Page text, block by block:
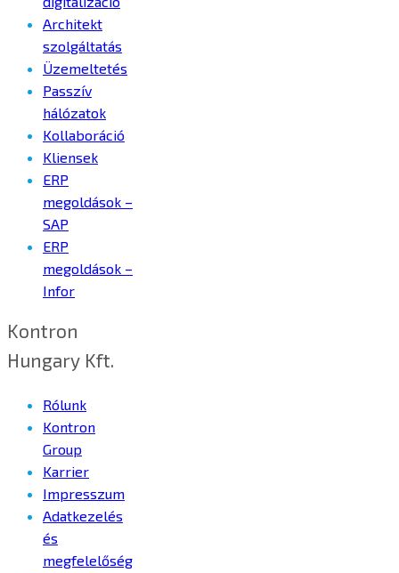
Architekt
szolgáltatás
Üzemeltetés
Passzív
hálózatok
Kollaboráció
Kliensek
ERP
megoldások –
SAP
ERP
megoldások –
Infor
Kontron
Hungary Kft.
Rólunk
Kontron
Group
Karrier
Impresszum
Adatkezelés
és
megfelelőség